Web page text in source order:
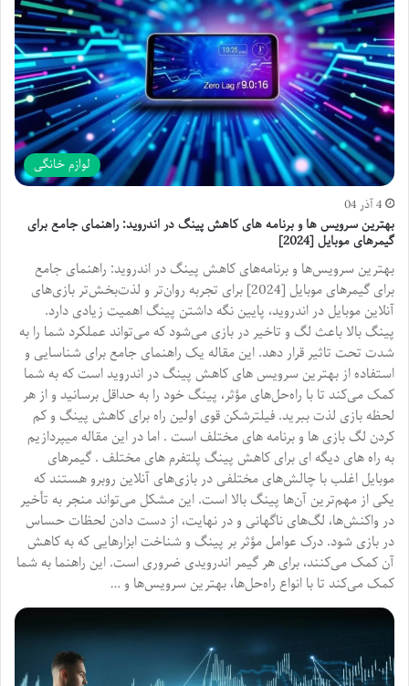
لوازم خانگی
4 آذر 04
بهترین سرویس ها و برنامه های کاهش پینگ در اندروید: راهنمای جامع برای
گیمرهای موبایل [2024]
بهترین سرویس‌ها و برنامه‌های کاهش پینگ در اندروید: راهنمای جامع
برای گیمرهای موبایل [2024] برای تجربه روان‌تر و لذت‌بخش‌تر بازی‌های
آنلاین موبایل در اندروید، پایین نگه داشتن پینگ اهمیت زیادی دارد.
پینگ بالا باعث لگ و تاخیر در بازی می‌شود که می‌تواند عملکرد شما را به
شدت تحت تاثیر قرار دهد. این مقاله یک راهنمای جامع برای شناسایی و
استفاده از بهترین سرویس های کاهش پینگ در اندروید است که به شما
کمک می‌کند تا با راه‌حل‌های مؤثر، پینگ خود را به حداقل برسانید و از هر
لحظه بازی لذت ببرید. فیلترشکن قوی اولین راه برای کاهش پینگ و کم
کردن لگ بازی ها و برنامه های مختلف است . اما در این مقاله میپردازیم
به راه های دیگه ای برای کاهش پینگ پلتفرم های مختلف . گیمرهای
موبایل اغلب با چالش‌های مختلفی در بازی‌های آنلاین روبرو هستند که
یکی از مهم‌ترین آن‌ها پینگ بالا است. این مشکل می‌تواند منجر به تأخیر
در واکنش‌ها، لگ‌های ناگهانی و در نهایت، از دست دادن لحظات حساس
در بازی شود. درک عوامل مؤثر بر پینگ و شناخت ابزارهایی که به کاهش
آن کمک می‌کنند، برای هر گیمر اندرویدی ضروری است. این راهنما به شما
کمک می‌کند تا با انواع راه‌حل‌ها، بهترین سرویس‌ها و …